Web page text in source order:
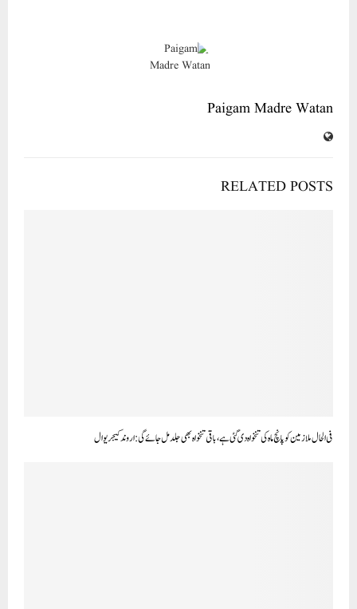
Paigam Madre Watan
RELATED POSTS
فی الحال ملازمین کو پانچ ماہ کی تنخواہ دی گئی ہے، باقی تنخواہ بھی جلد مل جائے گی: اروند کیجریوال